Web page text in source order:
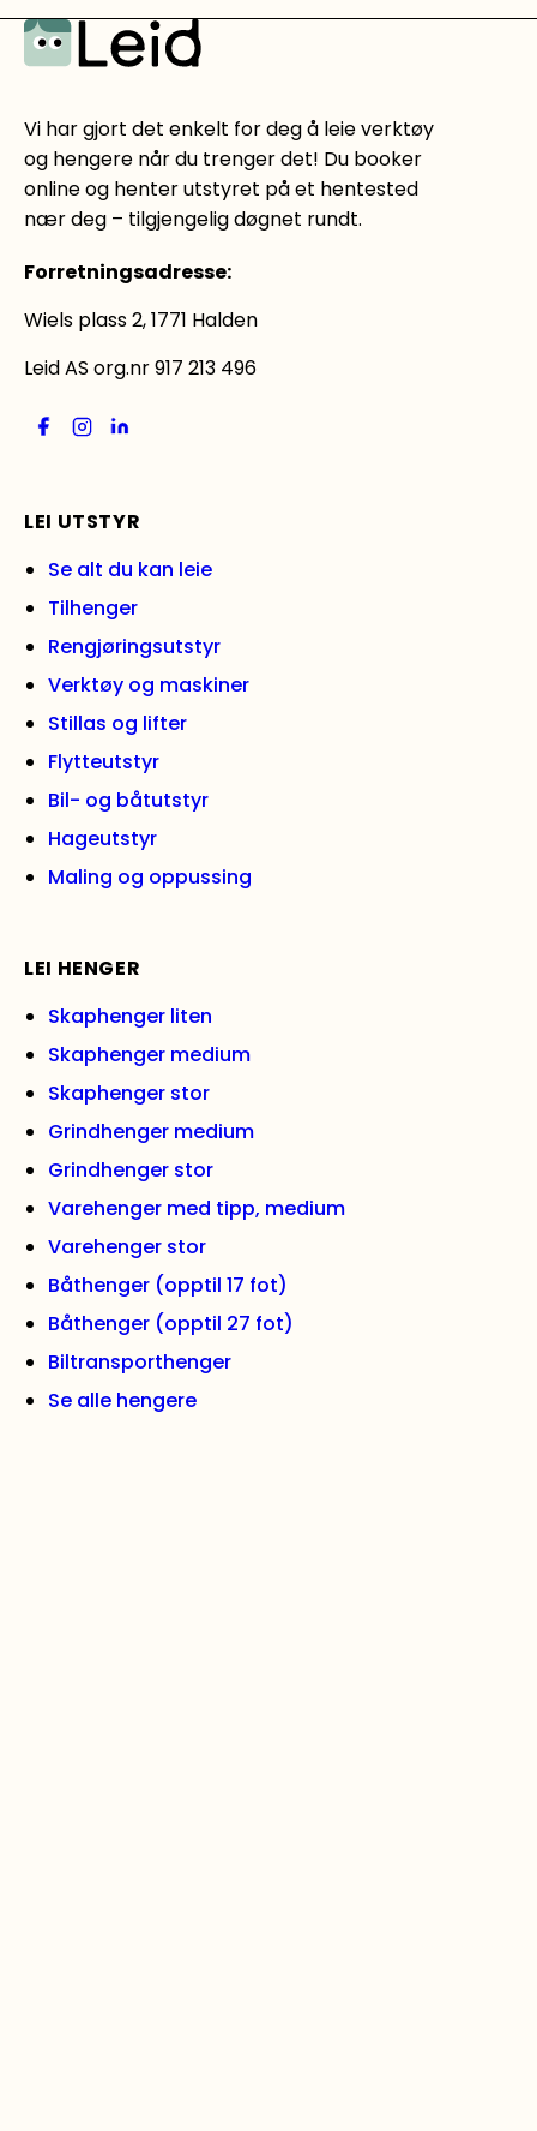
Vi har gjort det enkelt for deg å leie verktøy
og hengere når du trenger det! Du booker
online og henter utstyret på et hentested
nær deg – tilgjengelig døgnet rundt.
Forretningsadresse:
Wiels plass 2, 1771 Halden
Leid AS org.nr 917 213 496
LEI UTSTYR
Se alt du kan leie
Tilhenger
Rengjøringsutstyr
Verktøy og maskiner
Stillas og lifter
Flytteutstyr
Bil- og båtutstyr
Hageutstyr
Maling og oppussing
LEI HENGER
Skaphenger liten
Skaphenger medium
Skaphenger stor
Grindhenger medium
Grindhenger stor
Varehenger med tipp, medium
Varehenger stor
Båthenger (opptil 17 fot)
Båthenger (opptil 27 fot)
Biltransporthenger
Se alle hengere